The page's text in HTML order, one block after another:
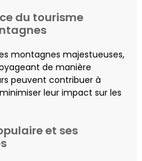
du tourisme
montagnes majestueuses,
de manière
peuvent contribuer à
leur impact sur les
et ses